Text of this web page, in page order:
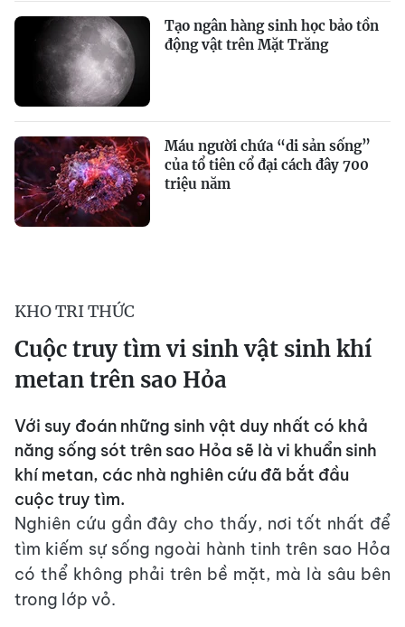
Tạo ngân hàng sinh học bảo tồn
động vật trên Mặt Trăng
Máu người chứa “di sản sống”
của tổ tiên cổ đại cách đây 700
triệu năm
KHO TRI THỨC
Cuộc truy tìm vi sinh vật sinh khí
metan trên sao Hỏa
Với suy đoán những sinh vật duy nhất có khả
năng sống sót trên sao Hỏa sẽ là vi khuẩn sinh
khí metan, các nhà nghiên cứu đã bắt đầu
cuộc truy tìm.
Nghiên cứu gần đây cho thấy, nơi tốt nhất để
tìm kiếm sự sống ngoài hành tinh trên sao Hỏa
có thể không phải trên bề mặt, mà là sâu bên
trong lớp vỏ.